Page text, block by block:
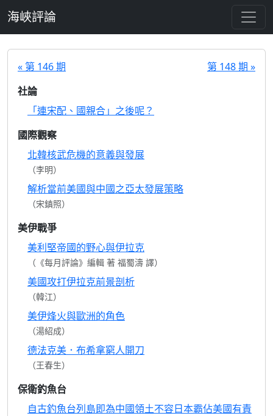
海峽評論
« 第 146 期
第 148 期 »
社論
「連宋配、國親合」之後呢？
國際觀察
北韓核武危機的意義與發展
（李明）
解析當前美國與中國之亞太發展策略
（宋鎮照）
美伊戰爭
美利堅帝國的野心與伊拉克
（《每月評論》編輯 著 福蜀濤 譯）
美國攻打伊拉克前景剖析
（韓江）
美伊烽火與歐洲的角色
（湯紹成）
德法克美．布希拿窮人開刀
（王春生）
保衛釣魚台
自古釣魚台列島即為中國領土不容日本霸佔美國有責